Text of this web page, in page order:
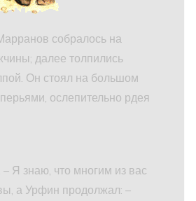
собралось на
далее толпились
Он стоял на большом
ослепительно рдея
Я знаю, что многим из вас
а Урфин продолжал: –